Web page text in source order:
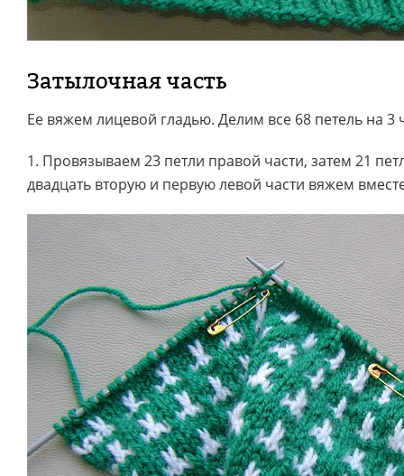
Затылочная часть
Ее вяжем лицевой гладью. Делим все 68 петель на 3
1. Провязываем 23 петли правой части, затем 21
двадцать вторую и первую левой части вяжем